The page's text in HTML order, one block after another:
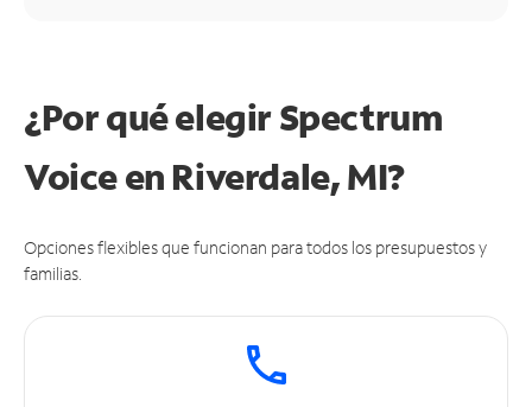
¿Por qué elegir Spectrum
Voice en Riverdale, MI?
Opciones flexibles que funcionan para todos los presupuestos y
familias.